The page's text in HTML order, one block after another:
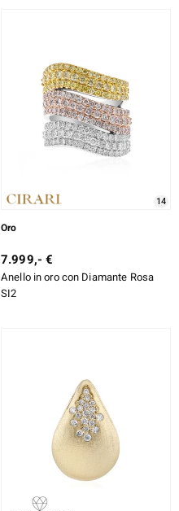
14
Oro
7.999,- €
Anello in oro con Diamante Rosa
SI2